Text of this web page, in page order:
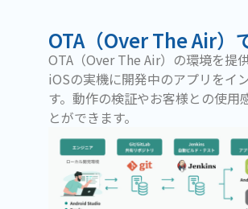
OTA（Over The Air）
OTA（Over The Air）の環境を提
iOSの実機に開発中のアプリをイ
す。動作の検証やお客様との使用
とができます。